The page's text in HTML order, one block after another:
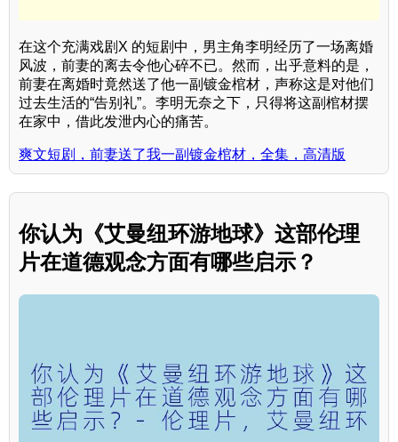
在这个充满戏剧X 的短剧中，男主角李明经历了一场离婚
风波，前妻的离去令他心碎不已。然而，出乎意料的是，
前妻在离婚时竟然送了他一副镀金棺材，声称这是对他们
过去生活的“告别礼”。李明无奈之下，只得将这副棺材摆
在家中，借此发泄内心的痛苦。
爽文短剧，前妻送了我一副镀金棺材，全集，高清版
你认为《艾曼纽环游地球》这部伦理
片在道德观念方面有哪些启示？